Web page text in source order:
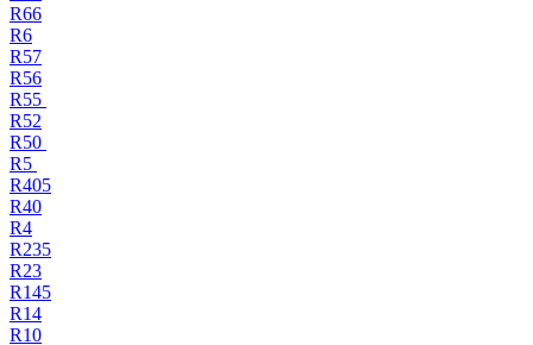
R66
R6
R57
R56
R55
R52
R50
R5
R405
R40
R4
R235
R23
R145
R14
R10